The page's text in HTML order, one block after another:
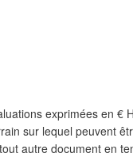
exprimées en €
sur lequel peuvent
autre document en